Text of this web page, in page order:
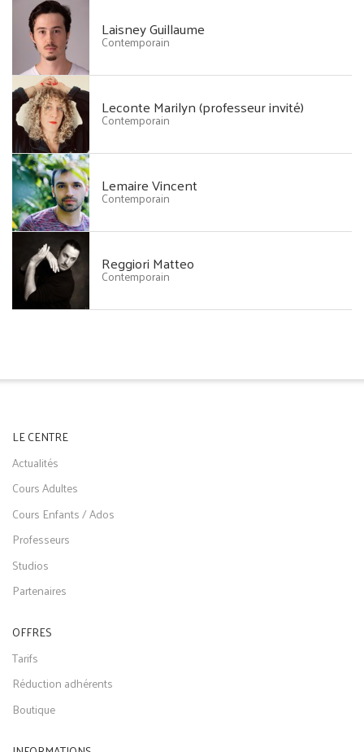
Laisney Guillaume
Contemporain
Leconte Marilyn (professeur invité)
Contemporain
Lemaire Vincent
Contemporain
Reggiori Matteo
Contemporain
LE CENTRE
Actualités
Cours Adultes
Cours Enfants / Ados
Professeurs
Studios
Partenaires
OFFRES
Tarifs
Réduction adhérents
Boutique